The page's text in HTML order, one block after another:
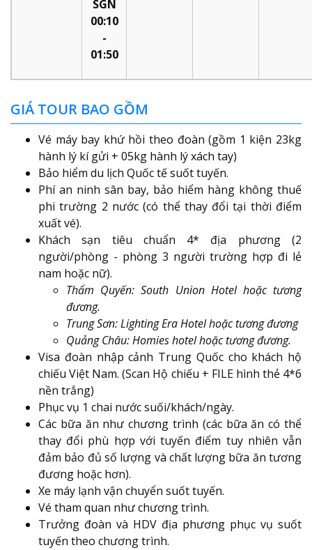
SGN
00:10
-
01:50
GIÁ TOUR BAO GỒM
Vé máy bay khứ hồi theo đoàn (gồm 1 kiện 23kg
hành lý kí gửi + 05kg hành lý xách tay)
Bảo hiểm du lịch Quốc tế suốt tuyến.
Phí an ninh sân bay, bảo hiểm hàng không thuế
phi trường 2 nước (có thể thay đổi tại thời điểm
xuất vé).
Khách sạn tiêu chuẩn 4* địa phương (2
người/phòng - phòng 3 người trường hợp đi lẻ
nam hoặc nữ).
Thẩm Quyến: South Union Hotel hoặc tương
đương.
Trung Sơn: Lighting Era Hotel hoặc tương đương
Quảng Châu: Homies hotel hoặc tương đương.
Visa đoàn nhập cảnh Trung Quốc cho khách hộ
chiếu Việt Nam. (Scan Hộ chiếu + FILE hình thẻ 4*6
nền trắng)
Phục vụ 1 chai nước suối/khách/ngày.
Các bữa ăn như chương trình (các bữa ăn có thể
thay đổi phù hợp với tuyến điểm tuy nhiên vẫn
đảm bảo đủ số lượng và chất lượng bữa ăn tương
đương hoặc hơn).
Xe máy lạnh vận chuyển suốt tuyến.
Vé tham quan như chương trình.
Trưởng đoàn và HDV địa phương phục vụ suốt
tuyến theo chương trình.